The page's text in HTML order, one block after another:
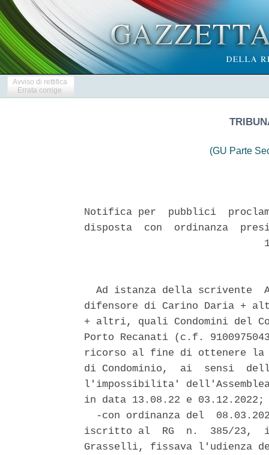
Avviso di rettifica
Errata corrige
(GU Parte
Notifica per  pubblici
disposta  con  ordinanza
Ad istanza della scrivente
difensore di Carino Daria +
+ altri, quali Condomini del
Porto Recanati (c.f.
ricorso al fine di ottenere la
di Condominio,  ai  sensi
l'impossibilita'
in data 13.08.22 e
-con ordinanza del
iscritto al  RG  n.  385/23,
Grasselli, fissava l'udienza